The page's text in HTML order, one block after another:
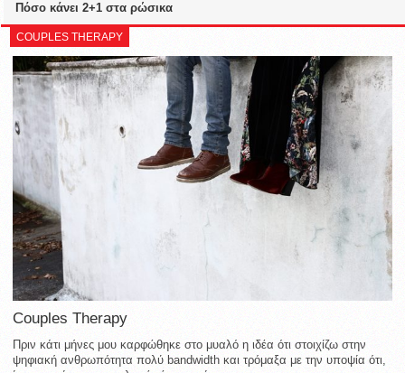
Πόσο κάνει 2+1 στα ρώσικα
COUPLES THERAPY
Couples Therapy
Πριν κάτι μήνες μου καρφώθηκε στο μυαλό η ιδέα ότι στοιχίζω στην
ψηφιακή ανθρωπότητα πολύ bandwidth και τρόμαξα με την υποψία ότι,